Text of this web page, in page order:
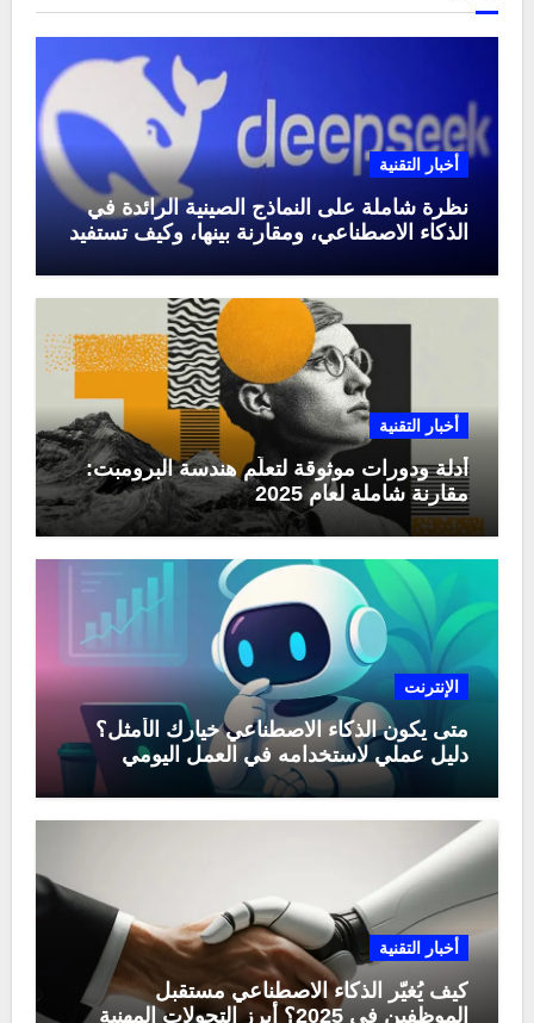
أخبار التقنية
نظرة شاملة على النماذج الصينية الرائدة في
الذكاء الاصطناعي، ومقارنة بينها، وكيف تستفيد
أخبار التقنية
أدلة ودورات موثوقة لتعلّم هندسة البرومبت:
مقارنة شاملة لعام 2025
الإنترنت
متى يكون الذكاء الاصطناعي خيارك الأمثل؟
دليل عملي لاستخدامه في العمل اليومي
أخبار التقنية
كيف يُغيّر الذكاء الاصطناعي مستقبل
الموظفين في 2025؟ أبرز التحولات المهنية